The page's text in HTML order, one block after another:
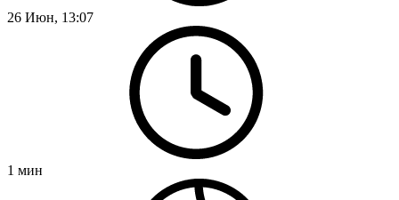
26 Июн, 13:07
1 мин